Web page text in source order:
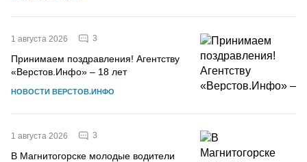
1 августа 2026 3
Принимаем поздравления! Агентству
«Верстов.Инфо» – 18 лет
НОВОСТИ ВЕРСТОВ.ИНФО
1 августа 2026 3
В Магнитогорске молодые водители